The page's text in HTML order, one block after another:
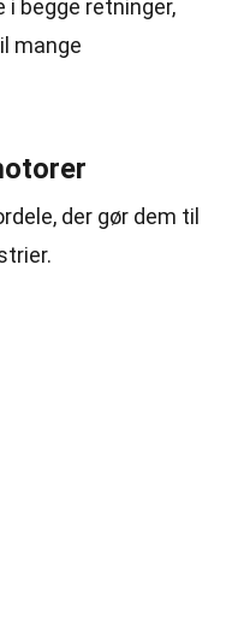
i begge retninger,
mange
der gør dem til